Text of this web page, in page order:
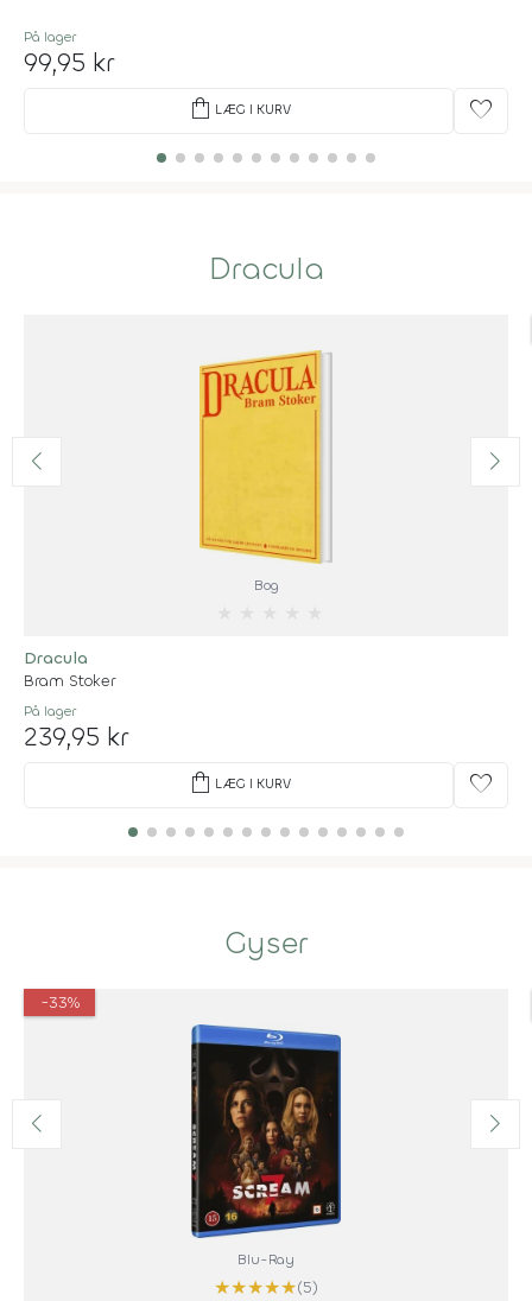
På lager
99,95 kr
shopping_bag LÆG I KURV favorite
Dracula
Bog
Dracula
Bram Stoker
På lager
239,95 kr
shopping_bag LÆG I KURV favorite
Gyser
-33%
Blu-Ray
★★★★★(5)